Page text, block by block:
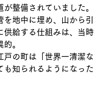
が整備されていました。
を地中に埋め、山から引
供給する仕組みは、当時
。
戸の町は「世界一清潔な
も知られるようになった